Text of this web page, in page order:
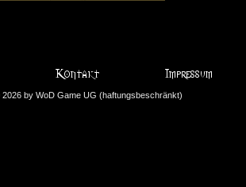
by WoD Game UG (haftungsbeschränkt)